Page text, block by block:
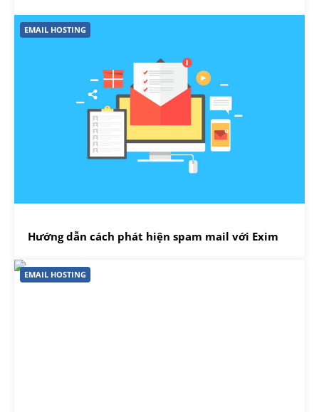
EMAIL HOSTING
Hướng dẫn cách phát hiện spam mail với Exim
EMAIL HOSTING